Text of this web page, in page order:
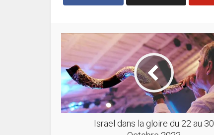
Israel dans la gloire du 22 au 30